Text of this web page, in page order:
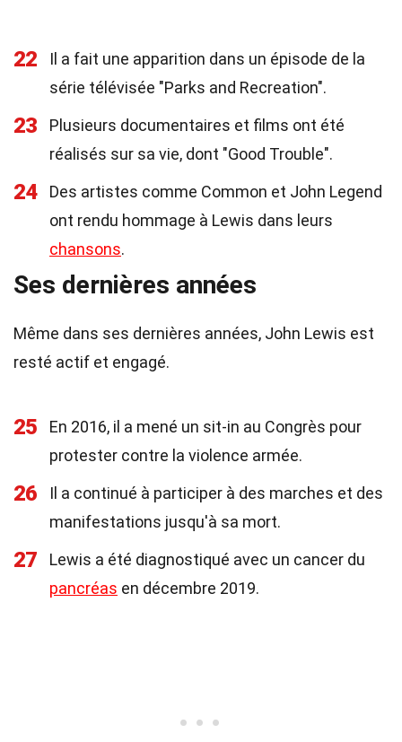
22
Il a fait une apparition dans un épisode de la
série télévisée "Parks and Recreation".
23
Plusieurs documentaires et films ont été
réalisés sur sa vie, dont "Good Trouble".
24
Des artistes comme Common et John Legend
ont rendu hommage à Lewis dans leurs
chansons.
Ses dernières années
Même dans ses dernières années, John Lewis est
resté actif et engagé.
25
En 2016, il a mené un sit-in au Congrès pour
protester contre la violence armée.
26
Il a continué à participer à des marches et des
manifestations jusqu'à sa mort.
27
Lewis a été diagnostiqué avec un cancer du
pancréas en décembre 2019.